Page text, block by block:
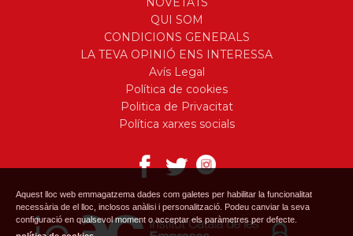
QUI SOM
CONDICIONS GENERALS
LA TEVA OPINIÓ ENS INTERESSA
Avís Legal
Política de cookies
Politica de Privacitat
Política xarxes socials
Aquest lloc web emmagatzema dades com galetes per habilitar la funcionalitat
necessària de el lloc, inclosos anàlisi i personalització. Podeu canviar la seva
configuració en qualsevol moment o acceptar els paràmetres per defecte.